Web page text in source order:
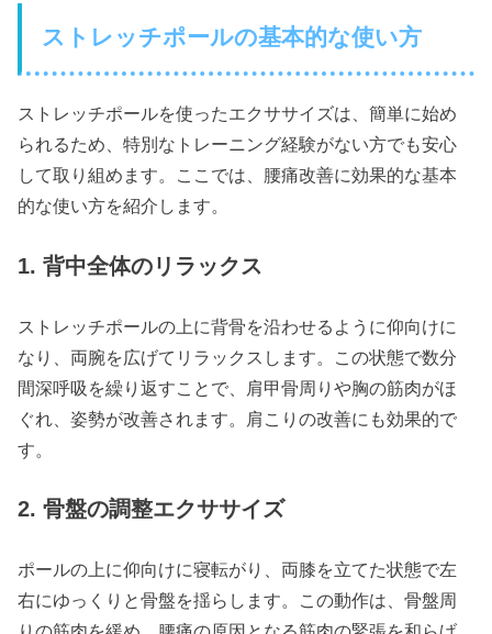
ストレッチポールの基本的な使い方
ストレッチポールを使ったエクササイズは、簡単に始め
られるため、特別なトレーニング経験がない方でも安心
して取り組めます。ここでは、腰痛改善に効果的な基本
的な使い方を紹介します。
1. 背中全体のリラックス
ストレッチポールの上に背骨を沿わせるように仰向けに
なり、両腕を広げてリラックスします。この状態で数分
間深呼吸を繰り返すことで、肩甲骨周りや胸の筋肉がほ
ぐれ、姿勢が改善されます。肩こりの改善にも効果的で
す。
2. 骨盤の調整エクササイズ
ポールの上に仰向けに寝転がり、両膝を立てた状態で左
右にゆっくりと骨盤を揺らします。この動作は、骨盤周